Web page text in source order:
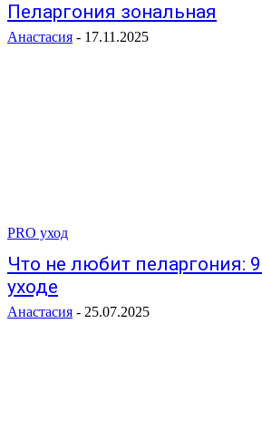
Пеларгония зональная
Анастасия - 17.11.2025
PRO уход
Что не любит пеларгония:
уходе
Анастасия - 25.07.2025